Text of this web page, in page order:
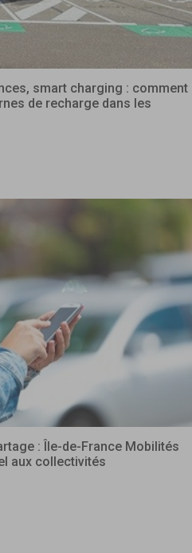
smart charging : comment
de recharge dans les
: Île-de-France Mobilités
aux collectivités